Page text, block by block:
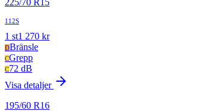
225/70 R15
112S
1 st1 270 kr
DBränsle
CGrepp
C72 dB
Visa detaljer
195/60 R16